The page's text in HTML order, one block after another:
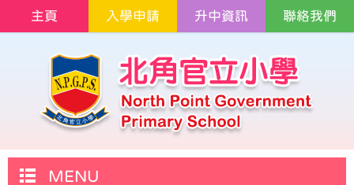
主頁 入學申請 升中資訊 聯絡我們
MENU